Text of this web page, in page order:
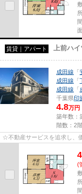
賃貸｜アパート 上前ハ
成田線 「
成田線 「
成田線 「
千葉県印
4.8万円
築年数：
階数：2
☆不動産サービスを追求し、
(